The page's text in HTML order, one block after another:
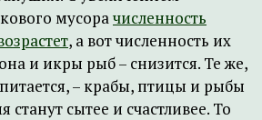
мусорачисленность
, а вот численность их
и икры рыб – снизится. Те же,
– крабы, птицы и рыбы
станут сытее и счастливее. То